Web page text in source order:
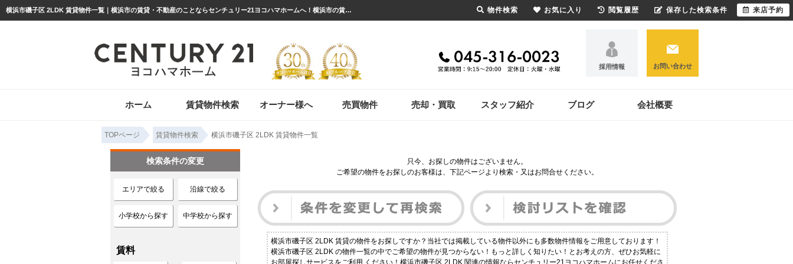
横浜市磯子区 2LDK 賃貸物件一覧｜横浜市の賃貸・不動産のことならセンチュリー21ヨコハマホームへ！横浜市の賃貸仲介や不動産売却・買取、不動産管理など不動産のことならなんでもご相談ください。
採用情報 お問い合わせ
ホーム 賃貸物件検索 オーナー様へ 売買物件 売却・買取 スタッフ紹介 ブログ 会社概要
TOPページ 賃貸物件検索 横浜市磯子区 2LDK 賃貸物件一覧
只今、お探しの物件はございません。
ご希望の物件をお探しのお客様は、下記ページより検索・又はお問合せください。
横浜市磯子区 2LDK 賃貸の物件をお探しですか？当社では掲載している物件以外にも多数物件情報をご用意しております！
横浜市磯子区 2LDK の物件一覧の中でご希望の物件が見つからない！もっと詳しく知りたい！とお考えの方、ぜひお気軽に
お部屋探しサービスをご利用 ください！横浜市磯子区 2LDK 関連の情報ならセンチュリー21ヨコハマホームにお任せくださ
検索条件の変更
エリアで絞る 沿線で絞る
小学校から探す 中学校から探す
賃料
物件検索 お気に入り 閲覧履歴 保存した検索条件 来店予約